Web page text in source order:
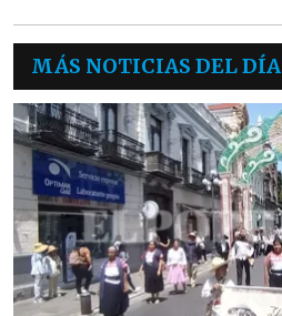
MÁS NOTICIAS DEL DÍA